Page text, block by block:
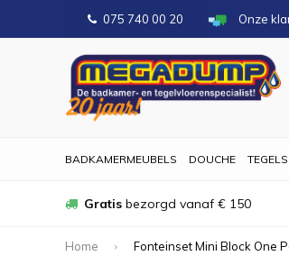
075 740 00 20 Onze
BADKAMERMEUBELS DOUCHE TEGELS
Gratis bezorgd vanaf € 150
Home Fonteinset Mini Block One